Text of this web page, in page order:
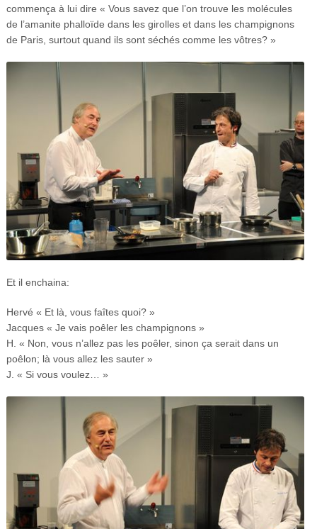
commença à lui dire « Vous savez que l’on trouve les molécules
de l’amanite phalloïde dans les girolles et dans les champignons
de Paris, surtout quand ils sont séchés comme les vôtres? »
Et il enchaina:
Hervé « Et là, vous faîtes quoi? »
Jacques « Je vais poêler les champignons »
H. « Non, vous n’allez pas les poêler, sinon ça serait dans un
poêlon; là vous allez les sauter »
J. « Si vous voulez… »